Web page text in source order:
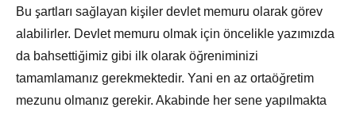
Bu şartları sağlayan kişiler devlet memuru olarak görev
alabilirler. Devlet memuru olmak için öncelikle yazımızda
da bahsettiğimiz gibi ilk olarak öğreniminizi
tamamlamanız gerekmektedir. Yani en az ortaöğretim
mezunu olmanız gerekir. Akabinde her sene yapılmakta